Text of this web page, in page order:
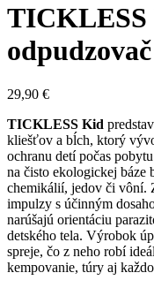
29,90 €
TICKLESS Kid
kliešťov a bĺch, ktorý
ochranu detí počas
na čisto ekologickej
chemikálií, jedov či vôní.
impulzy s účinným
narúšajú orientáciu
detského tela. Výrobok
spreje, čo z neho robí
kempovanie, túry aj